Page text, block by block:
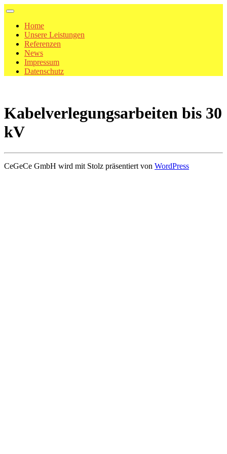
Home
Unsere Leistungen
Referenzen
News
Impressum
Datenschutz
Kabelverlegungsarbeiten bis 30
kV
CeGeCe GmbH wird mit Stolz präsentiert von WordPress